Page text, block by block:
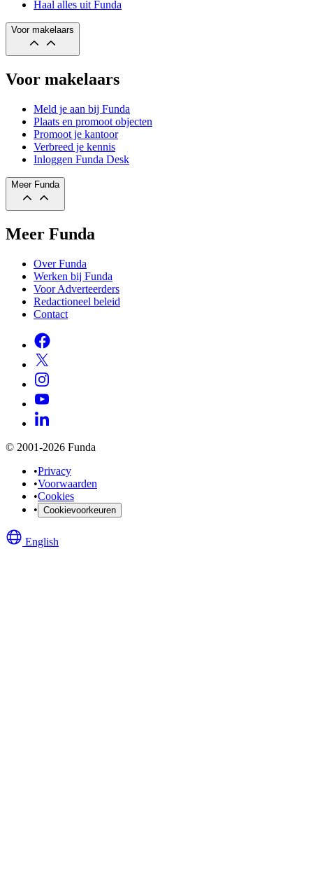
Haal alles uit Funda
Voor makelaars
Voor makelaars
Meld je aan bij Funda
Plaats en promoot objecten
Promoot je kantoor
Verbreed je kennis
Inloggen Funda Desk
Meer Funda
Meer Funda
Over Funda
Werken bij Funda
Voor Adverteerders
Redactioneel beleid
Contact
© 2001-2026 Funda
•Privacy
•Voorwaarden
•Cookies
• Cookievoorkeuren
English